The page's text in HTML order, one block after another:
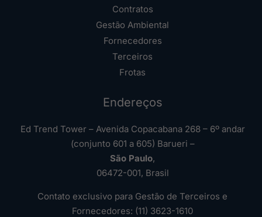
Contratos
Gestão Ambiental
Fornecedores
Terceiros
Frotas
Endereços
Ed Trend Tower – Avenida Copacabana 268 – 6º andar
(conjunto 601 a 605) Barueri –
São Paulo,
06472-001, Brasil
Contato exclusivo para Gestão de Terceiros e
Fornecedores: (11) 3623-1610